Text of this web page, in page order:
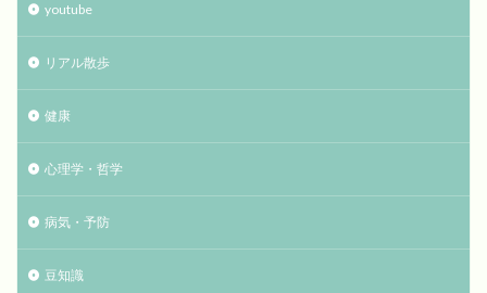
youtube
リアル散歩
健康
心理学・哲学
病気・予防
豆知識